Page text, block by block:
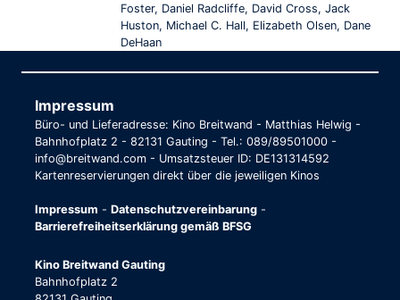
Foster, Daniel Radcliffe, David Cross, Jack
Huston, Michael C. Hall, Elizabeth Olsen, Dane
DeHaan
Impressum
Büro- und Lieferadresse: Kino Breitwand - Matthias Helwig -
Bahnhofplatz 2 - 82131 Gauting - Tel.: 089/89501000 -
info@breitwand.com - Umsatzsteuer ID: DE131314592
Kartenreservierungen direkt über die jeweiligen Kinos
Impressum - Datenschutzvereinbarung -
Barrierefreiheitserklärung gemäß BFSG
Kino Breitwand Gauting
Bahnhofplatz 2